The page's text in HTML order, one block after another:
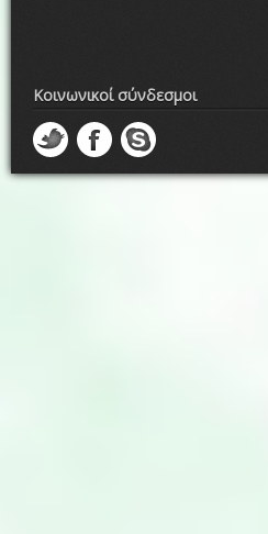
Κοινωνικοί σύνδεσμοι